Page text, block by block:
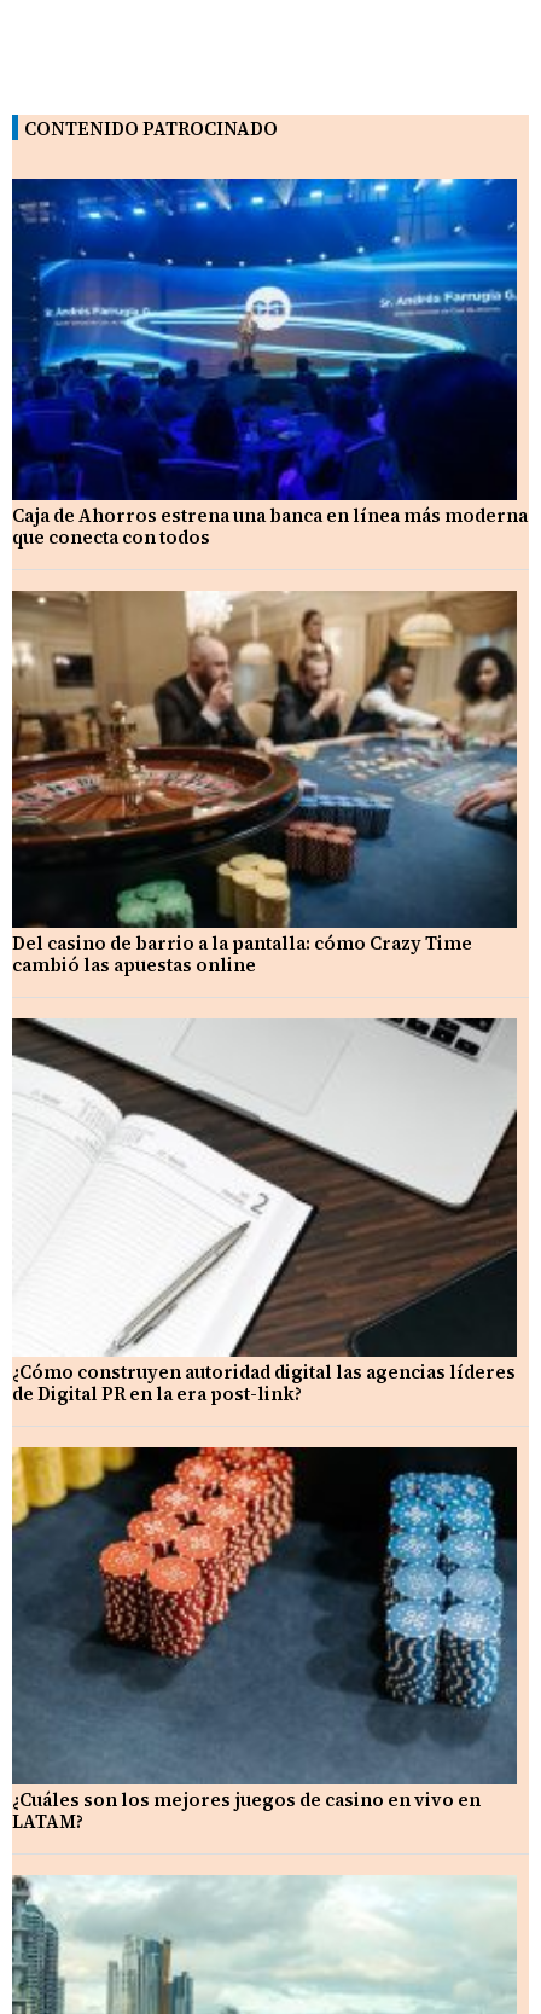
CONTENIDO PATROCINADO
Caja de Ahorros estrena una banca en línea más moderna
que conecta con todos
Del casino de barrio a la pantalla: cómo Crazy Time
cambió las apuestas online
¿Cómo construyen autoridad digital las agencias líderes
de Digital PR en la era post-link?
¿Cuáles son los mejores juegos de casino en vivo en
LATAM?